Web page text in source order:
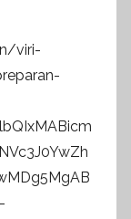
viri-